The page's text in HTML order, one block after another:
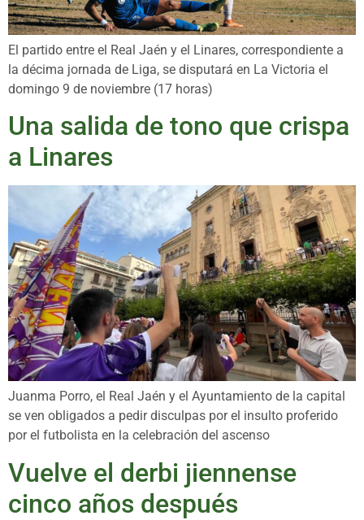
El partido entre el Real Jaén y el Linares, correspondiente a
la décima jornada de Liga, se disputará en La Victoria el
domingo 9 de noviembre (17 horas)
Una salida de tono que crispa
a Linares
Juanma Porro, el Real Jaén y el Ayuntamiento de la capital
se ven obligados a pedir disculpas por el insulto proferido
por el futbolista en la celebración del ascenso
Vuelve el derbi jiennense
cinco años después